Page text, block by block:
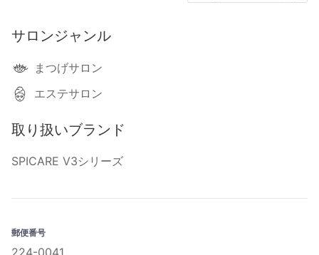
サロンジャンル
まつげサロン
エステサロン
取り扱いブランド
SPICARE V3シリーズ
郵便番号